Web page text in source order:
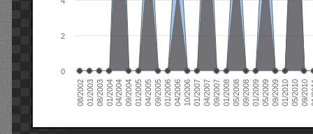
08/200201/200308/200301/200404/200409/200401/200504/200509/200501/200604/200610/200601/200704/200709/200701/200805/200809/200801/200905/200909/200901/201005/201009/2010
0
2